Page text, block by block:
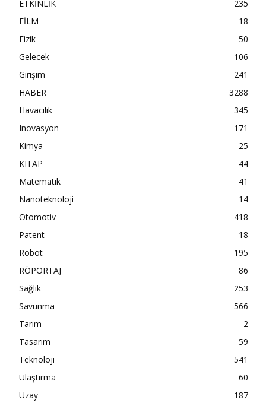
ETKİNLİK
235
FİLM
18
Fizik
50
Gelecek
106
Girişim
241
HABER
3288
Havacılık
345
Inovasyon
171
Kimya
25
KITAP
44
Matematik
41
Nanoteknoloji
14
Otomotiv
418
Patent
18
Robot
195
RÖPORTAJ
86
Sağlık
253
Savunma
566
Tarım
2
Tasarım
59
Teknoloji
541
Ulaştırma
60
Uzay
187